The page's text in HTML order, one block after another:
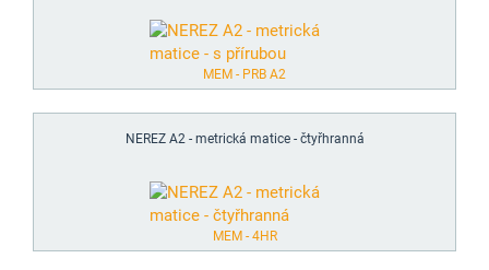
MEM - PRB A2
NEREZ A2 - metrická matice - čtyřhranná
MEM - 4HR